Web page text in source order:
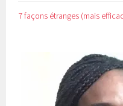
7 façons étranges (mais